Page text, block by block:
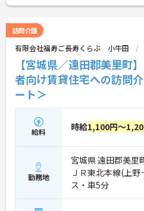
訪問介護
有限会社福寿ご長寿くらぶ 小牛田
【宮城県／遠田郡美里町
者向け賃貸住宅への訪問
ート＞
給料 時給1,100円～
勤務地
宮城県 遠田郡美里
ＪＲ東北本線(上
ス・車5分